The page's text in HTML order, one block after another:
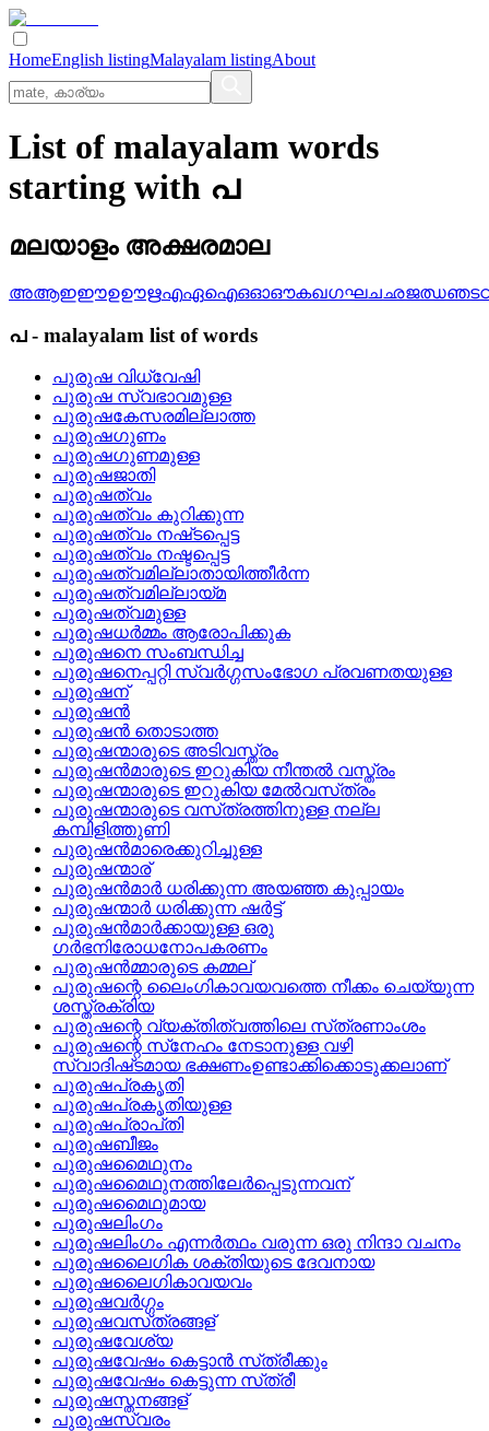
HomeEnglish listingMalayalam listingAbout
List of malayalam words
starting with പ
മലയാളം അക്ഷരമാല
അആഇഈഉഊഋഎഏഐഒഓഔകഖഗഘചഛജഝഞട
പ- malayalam list of words
പുരുഷ വിധ്വേഷി
പുരുഷ സ്വഭാവമുള്ള
പുരുഷകേസരമില്ലാത്ത
പുരുഷഗുണം
പുരുഷഗുണമുള്ള
പുരുഷജാതി
പുരുഷത്വം
പുരുഷത്വം കുറിക്കുന്ന
പുരുഷത്വം നഷ്‌ടപ്പെട്ട
പുരുഷത്വം നഷ്ടപ്പെട്ട
പുരുഷത്വമില്ലാതായിത്തീര്‍ന്ന
പുരുഷത്വമില്ലായ്‌മ
പുരുഷത്വമുള്ള
പുരുഷധര്‍മ്മം ആരോപിക്കുക
പുരുഷനെ സംബന്ധിച്ച
പുരുഷനെപ്പറ്റി സ്വര്‍ഗ്ഗസംഭോഗ പ്രവണതയുള്ള
പുരുഷന്
പുരുഷന്‍
പുരുഷന്‍ തൊടാത്ത
പുരുഷന്മാരുടെ അടിവസ്ത്രം
പുരുഷന്‍മാരുടെ ഇറുകിയ നീന്തല്‍ വസ്ത്രം
പുരുഷന്മാരുടെ ഇറുകിയ മേല്‍വസ്‌ത്രം
പുരുഷന്മാരുടെ വസ്‌ത്രത്തിനുള്ള നല്ല
കമ്പിളിത്തുണി
പുരുഷന്‍മാരെക്കുറിച്ചുള്ള
പുരുഷന്മാര്
പുരുഷന്‍മാര്‍ ധരിക്കുന്ന അയഞ്ഞ കുപ്പായം
പുരുഷന്മാര്‍ ധരിക്കുന്ന ഷര്‍ട്ട്
പുരുഷന്‍മാര്‍ക്കായുള്ള ഒരു
ഗര്‍ഭനിരോധനോപകരണം
പുരുഷന്‍മ്മാരുടെ കമ്മല്
പുരുഷന്റെ ലൈംഗികാവയവത്തെ നീക്കം ചെയ്യുന്ന
ശസ്ത്രക്രിയ
പുരുഷന്റെ വ്യക്തിത്വത്തിലെ സ്‌ത്രണാംശം
പുരുഷന്റെ സ്‌നേഹം നേടാനുള്ള വഴി
സ്വാദിഷ്‌ടമായ ഭക്ഷണംഉണ്ടാക്കിക്കൊടുക്കലാണ്
പുരുഷപ്രകൃതി
പുരുഷപ്രകൃതിയുള്ള
പുരുഷപ്രാപ്‌തി
പുരുഷബീജം
പുരുഷമൈഥുനം
പുരുഷമൈഥുനത്തിലേര്‍പ്പെടുന്നവന്
പുരുഷമൈഥുമായ
പുരുഷലിംഗം
പുരുഷലിംഗം എന്നര്‍ത്ഥം വരുന്ന ഒരു നിന്ദാ വചനം
പുരുഷലൈഗിക ശക്തിയുടെ ദേവനായ
പുരുഷലൈഗികാവയവം
പുരുഷവര്‍ഗ്ഗം
പുരുഷവസ്‌ത്രങ്ങള്
പുരുഷവേശ്യ
പുരുഷവേഷം കെട്ടാന്‍ സ്‌ത്രീക്കും
പുരുഷവേഷം കെട്ടുന്ന സ്‌ത്രീ
പുരുഷസ്തനങ്ങള്
പുരുഷസ്വരം